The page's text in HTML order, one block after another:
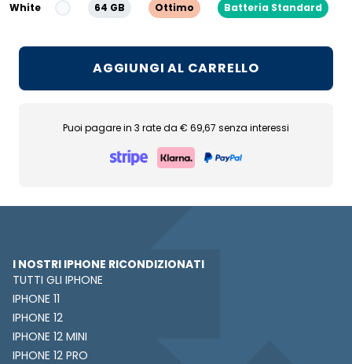
White 64 GB Ottimo Batteria Standard
AGGIUNGI AL CARRELLO
Puoi pagare in 3 rate da € 69,67 senza interessi
I NOSTRI IPHONE RICONDIZIONATI
TUTTI GLI IPHONE
IPHONE 11
IPHONE 12
IPHONE 12 MINI
IPHONE 12 PRO